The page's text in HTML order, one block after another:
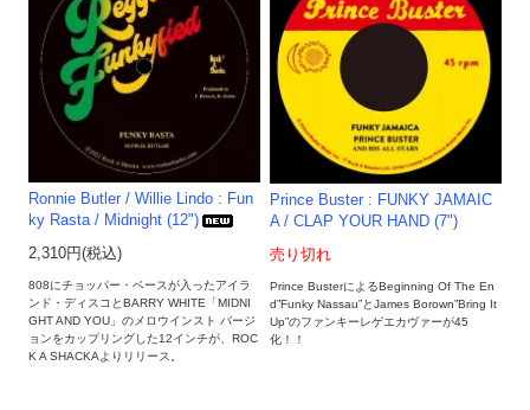
Ronnie Butler / Willie Lindo : Fun
ky Rasta / Midnight (12")
2,310円(税込)
808にチョッパー・ベースが入ったアイラ
ンド・ディスコとBARRY WHITE「MIDNI
GHT AND YOU」のメロウインスト バージ
ョンをカップリングした12インチが、ROC
K A SHACKAよりリリース。
Prince Buster : FUNKY JAMAIC
A / CLAP YOUR HAND (7")
売り切れ
Prince BusterによるBeginning Of The En
d”Funky Nassau”とJames Borown”Bring It
Up”のファンキーレゲエカヴァーが45
化！！